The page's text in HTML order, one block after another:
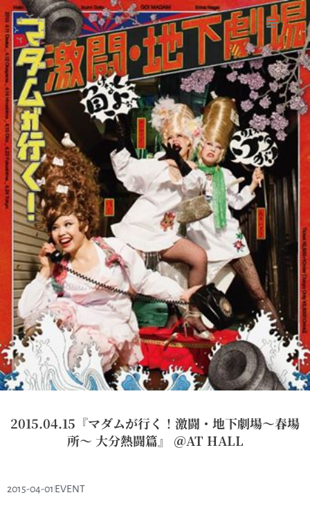
2015.04.15『マダムが行く！激闘・地下劇場～春場
所～ 大分熱闘篇』 ＠AT HALL
2015-04-01 EVENT